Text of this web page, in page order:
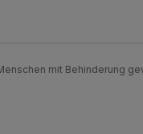
mit Behinderung